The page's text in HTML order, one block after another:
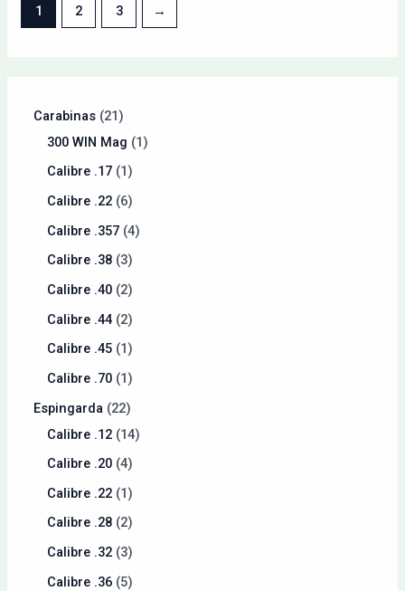
Carabinas 21
300 WIN Mag
1
Calibre .17 1
Calibre .22 6
Calibre .357 4
Calibre .38 3
Calibre .40 2
Calibre .44 2
Calibre .45 1
Calibre .70 1
Espingarda
22
Calibre .12 14
Calibre .20 4
Calibre .22 1
Calibre .28 2
Calibre .32 3
Calibre .36 5
1 2 3 →